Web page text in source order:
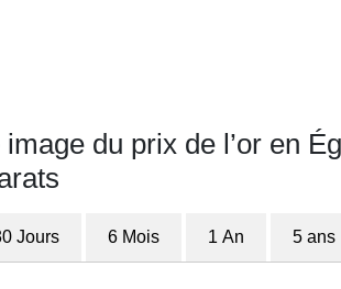
du prix de l’or en
Jours 6 Mois 1 An 5 ans